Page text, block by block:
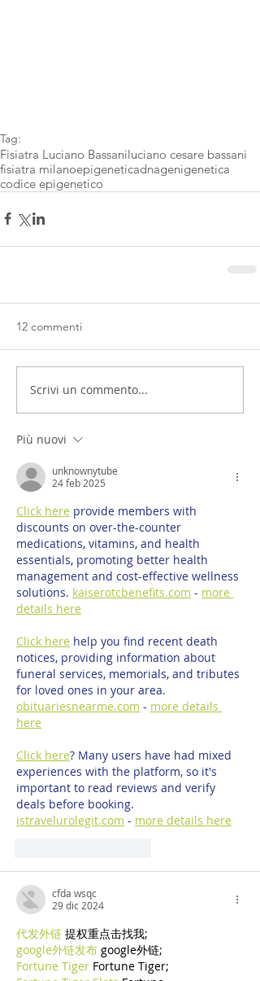
Tag:
Fisiatra Luciano Bassaniluciano cesare bassani
fisiatra milanoepigeneticadnagenigenetica
codice epigenetico
12 commenti
Scrivi un commento...
Più nuovi
unknownytube
24 feb 2025
Click here provide members with
discounts on over-the-counter
medications, vitamins, and health
essentials, promoting better health
management and cost-effective wellness
solutions. kaiserotcbenefits.com - more
details here
Click here help you find recent death
notices, providing information about
funeral services, memorials, and tributes
for loved ones in your area.
obituariesnearme.com - more details
here
Click here? Many users have had mixed
experiences with the platform, so it's
important to read reviews and verify
deals before booking.
istravelurolegit.com - more details here
cfda wsqc
29 dic 2024
代发外链 提权重点击找我;
google外链发布 google外链;
Fortune Tiger Fortune Tiger;